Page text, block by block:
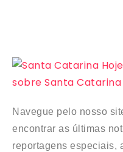
Navegue pelo nosso
encontrar as últimas
reportagens especiais,